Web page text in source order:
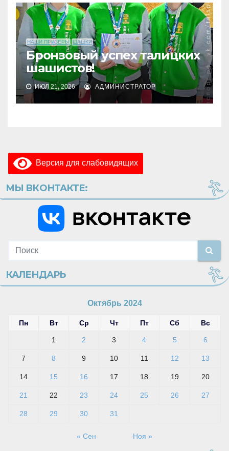
НАШИ ПРИЗЕРЫ ШАШКИ
Бронзовый успех талицких
шашистов!
ИЮЛ 21, 2026 АДМИНИСТРАТОР
Версия для слабовидящих
МЫ ВКОНТАКТЕ:
КАЛЕНДАРЬ
Октябрь 2024
Пн Вт Ср Чт Пт Сб Вс
1 2 3 4 5 6
7 8 9 10 11 12 13
14 15 16 17 18 19 20
21 22 23 24 25 26 27
28 29 30 31
« Сен Ноя »